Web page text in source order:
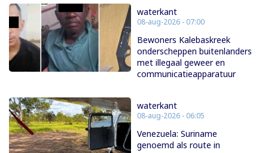
waterkant
08-aug-2026 - 07:00
Bewoners Kalebaskreek
onderscheppen buitenlanders
met illegaal geweer en
communicatieapparatuur
waterkant
08-aug-2026 - 06:05
Venezuela: Suriname
genoemd als route in